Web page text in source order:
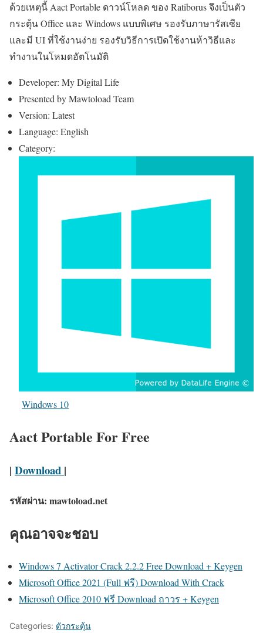
ด้วยเหตุนี้ Aact Portable ดาวน์โหลด ของ Ratiborus จึงเป็นตัว
กระตุ้น Office และ Windows แบบพิเศษ รองรับภาษารัสเซีย
และมี UI ที่ใช้งานง่าย รองรับวิธีการเปิดใช้งานห้าวิธีและ
ทำงานในโหมดอัตโนมัติ
Developer: My Digital Life
Presented by Mawtoload Team
Version: Latest
Language: English
Category:
Windows 10
Aact Portable For Free
| Download |
รหัสผ่าน: mawtoload.net
คุณอาจจะชอบ
Windows 7 Activator Crack 2.2.2 Free Download + Keygen
Microsoft Office 2021 (Full ฟรี) Download With Crack
Microsoft Office 2010 ฟรี Download ถาวร + Keygen
Categories: ตัวกระตุ้น